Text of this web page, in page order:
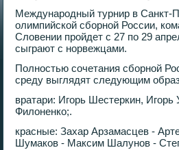
Международный турнир в Санкт-
олимпийской сборной России,
Словении пройдет с 27 по 29
сыграют с норвежцами.
Полностью сочетания сборной
среду выглядят следующим
вратари: Игорь Шестеркин, Игорь
Филоненко;.
красные: Захар Арзамасцев -
Шумаков - Максим Шалунов -